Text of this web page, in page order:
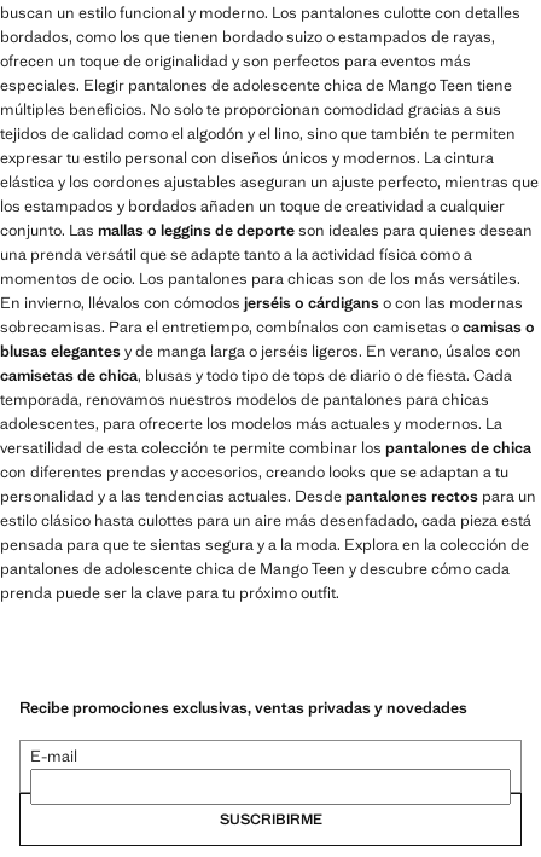
buscan un estilo funcional y moderno. Los pantalones culotte con detalles
bordados, como los que tienen bordado suizo o estampados de rayas,
ofrecen un toque de originalidad y son perfectos para eventos más
especiales. Elegir pantalones de adolescente chica de Mango Teen tiene
múltiples beneficios. No solo te proporcionan comodidad gracias a sus
tejidos de calidad como el algodón y el lino, sino que también te permiten
expresar tu estilo personal con diseños únicos y modernos. La cintura
elástica y los cordones ajustables aseguran un ajuste perfecto, mientras que
los estampados y bordados añaden un toque de creatividad a cualquier
conjunto. Las mallas o leggins de deporteson ideales para quienes desean
una prenda versátil que se adapte tanto a la actividad física como a
momentos de ocio. Los pantalones para chicas son de los más versátiles.
En invierno, llévalos con cómodos jerséis o cárdiganso con las modernas
sobrecamisas. Para el entretiempo, combínalos con camisetas ocamisas o
blusas elegantesy de manga larga o jerséis ligeros. En verano, úsalos con
camisetas de chica, blusas y todo tipo de tops de diario o de fiesta. Cada
temporada, renovamos nuestros modelos de pantalones para chicas
adolescentes, para ofrecerte los modelos más actuales y modernos. La
versatilidad de esta colección te permite combinar los pantalones de chica
con diferentes prendas y accesorios, creando looks que se adaptan a tu
personalidad y a las tendencias actuales. Desdepantalones rectos para un
estilo clásico hasta culottes para un aire más desenfadado, cada pieza está
pensada para que te sientas segura y a la moda. Explora en la colección de
pantalones de adolescente chica de Mango Teen y descubre cómo cada
prenda puede ser la clave para tu próximo outfit.
Recibe promociones exclusivas, ventas privadas y novedades
E-mail
SUSCRIBIRME